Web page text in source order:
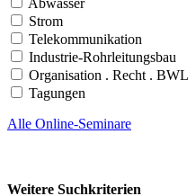
Abwasser
Strom
Telekommunikation
Industrie-Rohrleitungsbau
Organisation . Recht . BWL
Tagungen
Alle Online-Seminare
Weitere Suchkriterien